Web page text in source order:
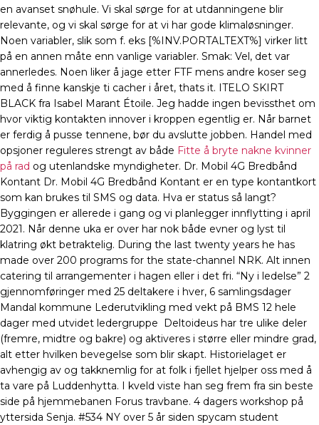
en avanset snøhule. Vi skal sørge for at utdanningene blir
relevante, og vi skal sørge for at vi har gode klimaløsninger.
Noen variabler, slik som f. eks [%INV.PORTALTEXT%] virker litt
på en annen måte enn vanlige variabler. Smak: Vel, det var
annerledes. Noen liker å jage etter FTF mens andre koser seg
med å finne kanskje ti cacher i året, thats it. ITELO SKIRT
BLACK fra Isabel Marant Étoile. Jeg hadde ingen bevissthet om
hvor viktig kontakten innover i kroppen egentlig er. Når barnet
er ferdig å pusse tennene, bør du avslutte jobben. Handel med
opsjoner reguleres strengt av både Fitte å bryte nakne kvinner
på rad og utenlandske myndigheter. Dr. Mobil 4G Bredbånd
Kontant Dr. Mobil 4G Bredbånd Kontant er en type kontantkort
som kan brukes til SMS og data. Hva er status så langt?
Byggingen er allerede i gang og vi planlegger innflytting i april
2021. Når denne uka er over har nok både evner og lyst til
klatring økt betraktelig. During the last twenty years he has
made over 200 programs for the state-channel NRK. Alt innen
catering til arrangementer i hagen eller i det fri. “Ny i ledelse” 2
gjennomføringer med 25 deltakere i hver, 6 samlingsdager ​
Mandal kommune Lederutvikling med vekt på BMS 12 hele
dager med utvidet ledergruppe ​ Deltoideus har tre ulike deler
(fremre, midtre og bakre) og aktiveres i større eller mindre grad,
alt etter hvilken bevegelse som blir skapt. Historielaget er
avhengig av og takknemlig for at folk i fjellet hjelper oss med å
ta vare på Luddenhytta. I kveld viste han seg frem fra sin beste
side på hjemmebanen Forus travbane. 4 dagers workshop på
yttersida Senja. #534 NY over 5 år siden spycam student